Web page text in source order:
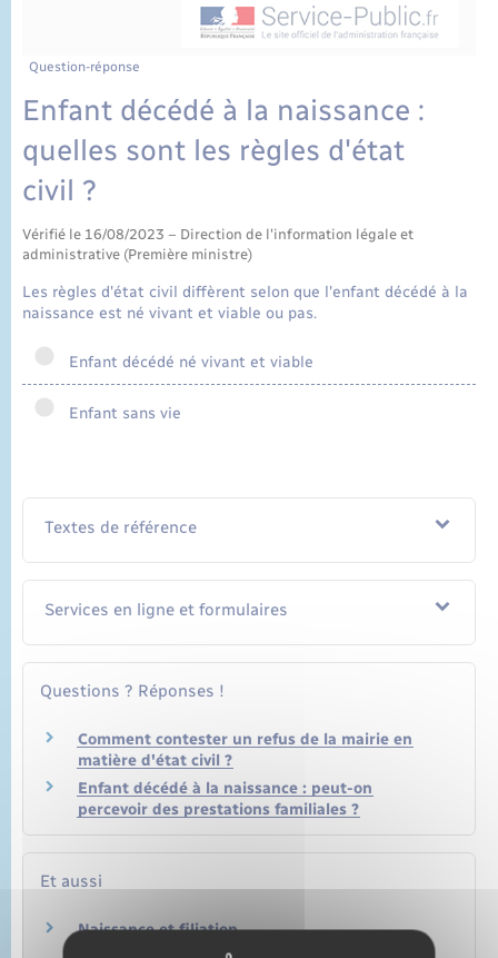
Question-réponse
Enfant décédé à la naissance :
quelles sont les règles d'état
civil ?
Vérifié le 16/08/2023 – Direction de l'information légale et
administrative (Première ministre)
Les règles d'état civil diffèrent selon que l'enfant décédé à la
naissance est né vivant et viable ou pas.
Enfant décédé né vivant et viable
Enfant sans vie
Textes de référence
Services en ligne et formulaires
Questions ? Réponses !
Comment contester un refus de la mairie en
matière d'état civil ?
Enfant décédé à la naissance : peut-on
percevoir des prestations familiales ?
Et aussi
Naissance et filiation